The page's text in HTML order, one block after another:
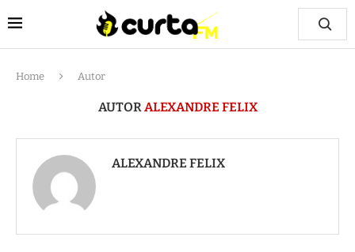
Home Autor
AUTORALEXANDRE FELIX
ALEXANDRE FELIX